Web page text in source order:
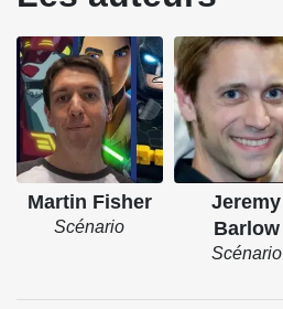
Martin Fisher
Scénario
Jeremy
Barlow
Scénario